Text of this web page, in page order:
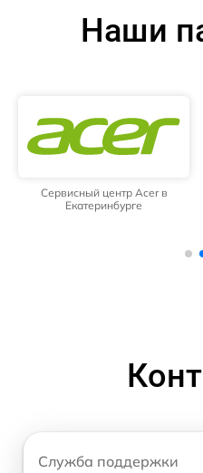
Наши
Сервисный центр Acer в
Екатеринбурге
Служба поддержки